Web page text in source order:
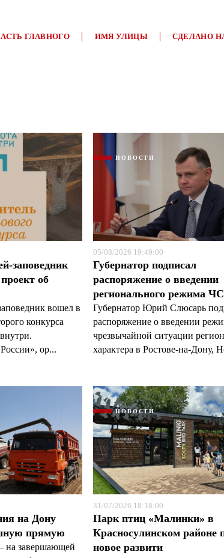
ГЛАВНОГО ИМЯ УЛИЦЫ СДЕЛАНО
заповедник
об
вошел в
конкурса
ор...
НОВОСТИ
05/08/2026 19:49:00
Губернатор подписал
распоряжение о введении
регионального режима ЧС
Губернатор Юрий Слюсарь
распоряжение о введении
чрезвычайной ситуации
характера в Ростове-на-Дону,
на Дону
прямую
на завершающей
НОВОСТИ
31/07/2026 18:18:00
Парк птиц «Малинки» в
Красносулинском районе
новое развити
сполитикой конфиденциальности и защиты информации*
сполитикой конфиденциальности и защиты информации*